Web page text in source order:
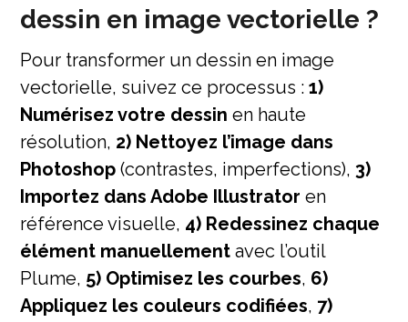
dessin en image vectorielle ?
Pour transformer un dessin en image
vectorielle, suivez ce processus :1)
Numérisez votre dessin en haute
résolution, 2) Nettoyez l’image dans
Photoshop (contrastes, imperfections), 3)
Importez dans Adobe Illustrator en
référence visuelle, 4) Redessinez chaque
élément manuellement avec l’outil
Plume, 5) Optimisez les courbes, 6)
Appliquez les couleurs codifiées, 7)